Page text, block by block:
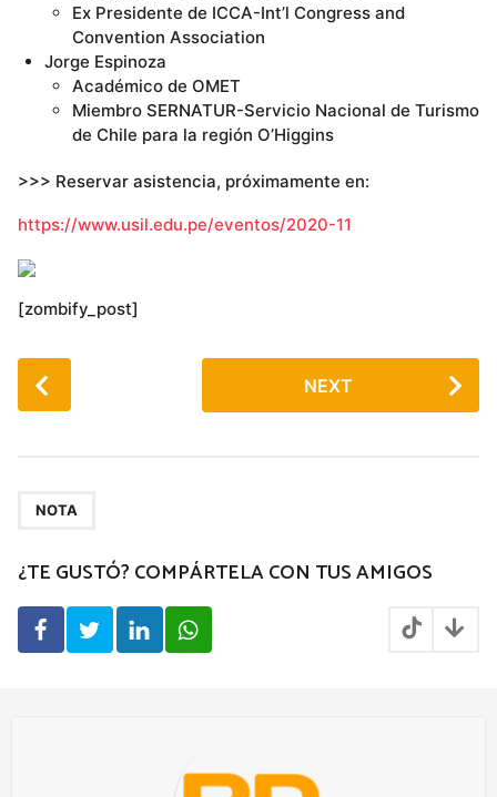
Ex Presidente de ICCA-Int’l Congress and
Convention Association
Jorge Espinoza
Académico de OMET
Miembro SERNATUR-Servicio Nacional de Turismo
de Chile para la región O’Higgins
>>> Reservar asistencia, próximamente en:
https://www.usil.edu.pe/eventos/2020-11
[zombify_post]
P
o
i
n
t
NEXT
NOTA
¿TE GUSTÓ? COMPÁRTELA CON TUS AMIGOS